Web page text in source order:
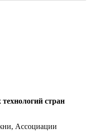
стран
Ассоциации